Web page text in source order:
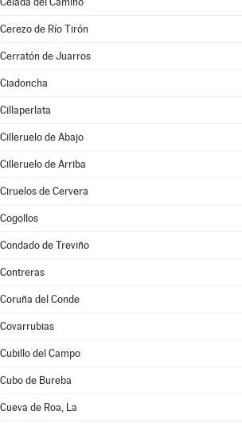
Cerezo de Río Tirón
Cerratón de Juarros
Ciadoncha
Cillaperlata
Cilleruelo de Abajo
Cilleruelo de Arriba
Ciruelos de Cervera
Cogollos
Condado de Treviño
Contreras
Coruña del Conde
Covarrubias
Cubillo del Campo
Cubo de Bureba
Cueva de Roa, La